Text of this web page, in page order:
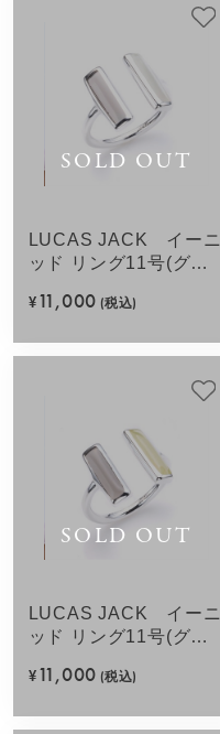
SOLD OUT
LUCAS JACK イーニ
ッド リング11号(グレ
¥ 11,000 (税込)
SOLD OUT
LUCAS JACK イーニ
ッド リング11号(グリ
¥ 11,000 (税込)